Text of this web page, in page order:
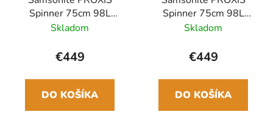
Spinner 75cm 98L
Modrá Petrol Blue
Skladom
€449
DO KOŠÍKA
Spinner 75cm 98L
Strieborný
Skladom
€449
DO KOŠÍKA